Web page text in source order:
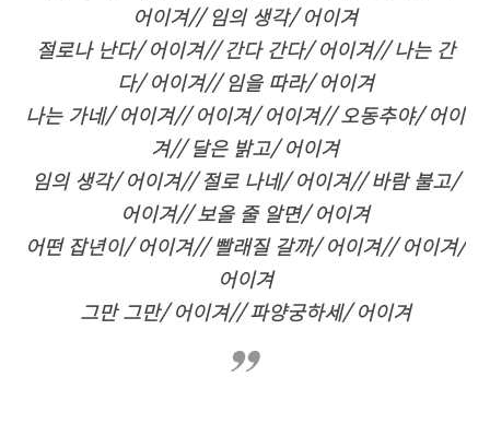
어이겨// 임의 생각/ 어이겨
절로나 난다/ 어이겨// 간다 간다/ 어이겨// 나는 간
다/ 어이겨// 임을 따라/ 어이겨
나는 가네/ 어이겨// 어이겨/ 어이겨// 오동추야/ 어이
겨// 달은 밝고/ 어이겨
임의 생각/ 어이겨// 절로 나네/ 어이겨// 바람 불고/
어이겨// 보올 줄 알면/ 어이겨
어떤 잡년이/ 어이겨// 빨래질 갈까/ 어이겨// 어이겨/
어이겨
그만 그만/ 어이겨// 파양궁하세/ 어이겨